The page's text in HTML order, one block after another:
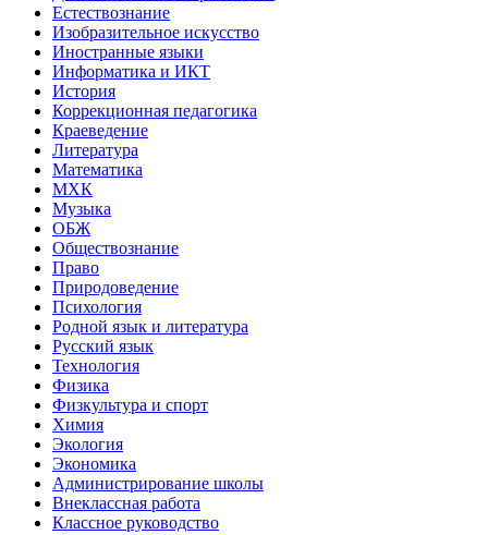
Естествознание
Изобразительное искусство
Иностранные языки
Информатика и ИКТ
История
Коррекционная педагогика
Краеведение
Литература
Математика
МХК
Музыка
ОБЖ
Обществознание
Право
Природоведение
Психология
Родной язык и литература
Русский язык
Технология
Физика
Физкультура и спорт
Химия
Экология
Экономика
Администрирование школы
Внеклассная работа
Классное руководство